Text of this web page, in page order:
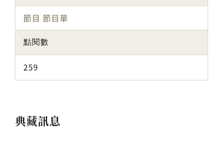
節目 節目單
點閱數
259
典藏訊息